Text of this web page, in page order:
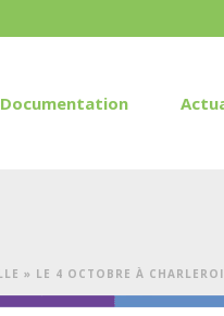
Documentation
» LE 4 OCTOBRE À CHARLEROI